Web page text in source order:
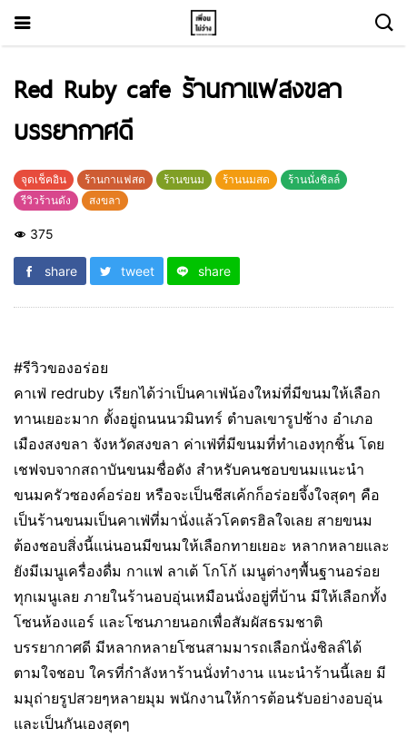
Red Ruby cafe ร้านกาแฟสงขลา
บรรยากาศดี
จุดเช็คอิน ร้านกาแฟสด ร้านขนม ร้านนมสด
ร้านนั่งชิลล์
รีวิวร้านดัง
สงขลา
375
share tweet share
#รีวิวของอร่อย
คาเฟ่ redruby เรียกได้ว่าเป็นคาเฟ่น้องใหม่ที่มีขนมให้เลือก
ทานเยอะมาก ตั้งอยู่ถนนนวมินทร์ ตำบลเขารูปช้าง อำเภอ
เมืองสงขลา จังหวัดสงขลา ค่าเฟ่ที่มีขนมที่ทำเองทุกชิ้น โดย
เชฟจบจากสถาบันขนมชื่อดัง สำหรับคนชอบขนมแนะนำ
ขนมครัวซองค์อร่อย หรือจะเป็นชีสเค้กก็อร่อยจึ้งใจสุดๆ คือ
เป็นร้านขนมเป็นคาเฟ่ที่มานั่งแล้วโคตรฮิลใจเลย สายขนม
ต้องชอบสิ่งนี้แน่นอนมีขนมให้เลือกทายเยอะ หลากหลายและ
ยังมีเมนูเครื่องดื่ม กาแฟ ลาเต้ โกโก้ เมนูต่างๆพื้นฐานอร่อย
ทุกเมนูเลย ภายในร้านอบอุ่นเหมือนนั่งอยู่ที่บ้าน มีให้เลือกทั้ง
โซนห้องแอร์ และโซนภายนอกเพื่อสัมผัสธรมชาติ
บรรยากาศดี มีหลากหลายโซนสามมารถเลือกนั่งชิลล์ได้
ตามใจชอบ ใครที่กำลังหาร้านนั่งทำงาน แนะนำร้านนี้เลย มี
มมุถ่ายรูปสวยๆหลายมุม พนักงานให้การต้อนรับอย่างอบอุ่น
และเป็นกันเองสุดๆ